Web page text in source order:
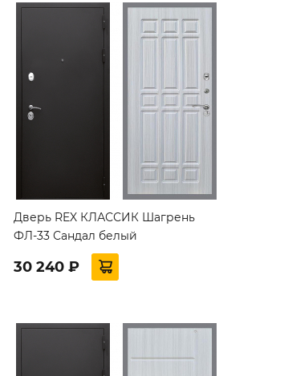
Дверь REX КЛАССИК Шагрень
ФЛ-33 Сандал белый
30 240 ₽